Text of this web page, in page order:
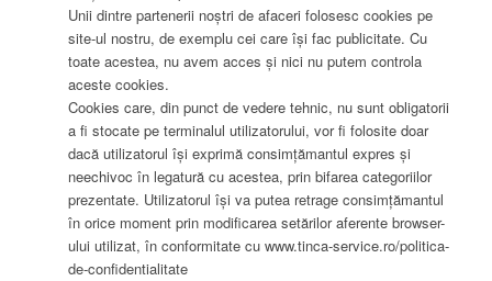
Unii dintre partenerii noștri de afaceri folosesc cookies pe
site-ul nostru, de exemplu cei care își fac publicitate. Cu
toate acestea, nu avem acces și nici nu putem controla
aceste cookies.
Cookies care, din punct de vedere tehnic, nu sunt obligatorii
a fi stocate pe terminalul utilizatorului, vor fi folosite doar
dacă utilizatorul își exprimă consimțămantul expres și
neechivoc în legatură cu acestea, prin bifarea categoriilor
prezentate. Utilizatorul își va putea retrage consimțămantul
în orice moment prin modificarea setărilor aferente browser-
ului utilizat, în conformitate cu www.tinca-service.ro/politica-
de-confidentialitate